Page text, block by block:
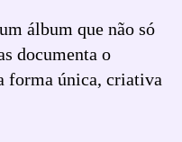
álbum que não só
documenta o
forma única, criativa